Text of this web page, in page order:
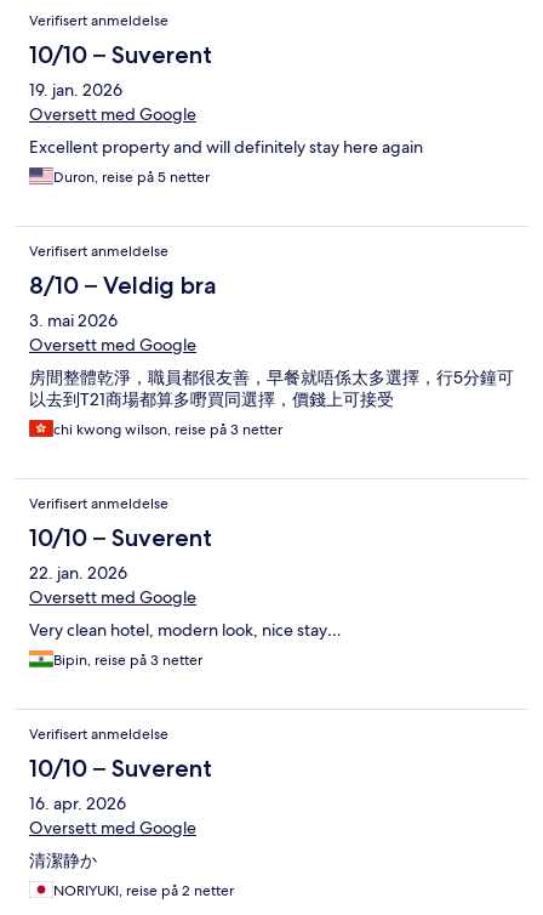
Verifisert anmeldelse
10/10 – Suverent
19. jan. 2026
Oversett med Google
Excellent property and will definitely stay here again
Duron, reise på 5 netter
Verifisert anmeldelse
8/10 – Veldig bra
3. mai 2026
Oversett med Google
房間整體乾淨，職員都很友善，早餐就唔係太多選擇，行5分鐘可
以去到T21商場都算多嘢買同選擇，價錢上可接受
chi kwong wilson, reise på 3 netter
Verifisert anmeldelse
10/10 – Suverent
22. jan. 2026
Oversett med Google
Very clean hotel, modern look, nice stay…
Bipin, reise på 3 netter
Verifisert anmeldelse
10/10 – Suverent
16. apr. 2026
Oversett med Google
清潔静か
NORIYUKI, reise på 2 netter